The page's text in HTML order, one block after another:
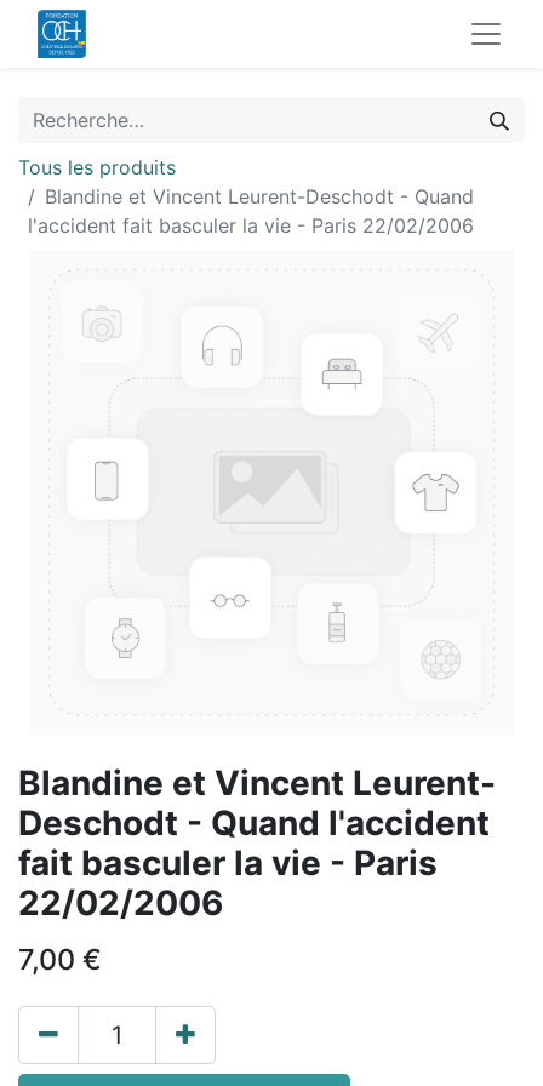
Tous les produits
Blandine et Vincent Leurent-Deschodt - Quand
l'accident fait basculer la vie - Paris 22/02/2006
Blandine et Vincent Leurent-
Deschodt - Quand l'accident
fait basculer la vie - Paris
22/02/2006
7,00 €